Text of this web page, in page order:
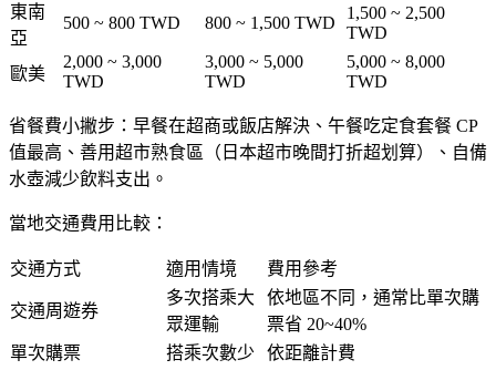
東南
亞
500 ~ 800 TWD 800 ~ 1,500 TWD
1,500 ~ 2,500
TWD
歐美
2,000 ~ 3,000
TWD
3,000 ~ 5,000
TWD
5,000 ~ 8,000
TWD
省餐費小撇步：早餐在超商或飯店解決、午餐吃定食套餐 CP
值最高、善用超市熟食區（日本超市晚間打折超划算）、自備
水壺減少飲料支出。
當地交通費用比較：
交通方式 適用情境 費用參考
交通周遊券
多次搭乘大
眾運輸
依地區不同，通常比單次購
票省 20~40%
單次購票
搭乘次數少
依距離計費